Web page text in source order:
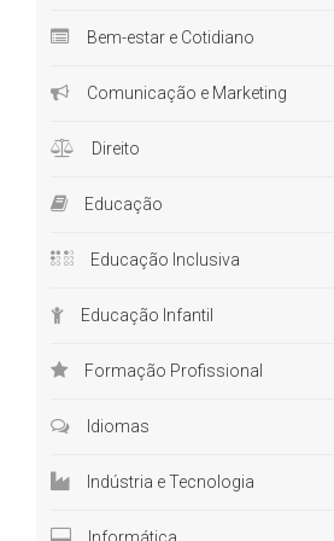
O perfil do professor
habilidades para exercer bem a
Didática
fundamentos da profissão de um
afinal, sua principal tarefa é transmitir o
domínio do conteúdo, mas justamente
demais estratégias que facilitam a
Bem-estar e Cotidiano
Comunicação e Marketing
Direito
Educação
Educação Inclusiva
Educação Infantil
Formação Profissional
Idiomas
Indústria e Tecnologia